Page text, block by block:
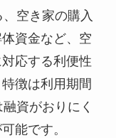
空き家の購入
資金など、空
応する利便性
徴は利用期間
資がおりにく
能です。